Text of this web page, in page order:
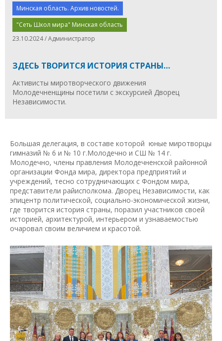
Минская область. Архив новостей.
"Сеть Школ мира" Минская область
23.10.2024 / Администратор
ЗДЕСЬ ТВОРИТСЯ ИСТОРИЯ СТРАНЫ…
Активисты миротворческого движения
Молодечненщины посетили с экскурсией Дворец
Независимости.
Большая делегация, в составе которой юные миротворцы
гимназий № 6 и № 10 г.Молодечно и СШ № 14 г.
Молодечно, члены правления Молодечненской районной
организации Фонда мира, директора предприятий и
учреждений, тесно сотрудничающих с Фондом мира,
представители райисполкома. Дворец Независимости, как
эпицентр политической, социально-экономической жизни,
где творится история страны, поразил участников своей
историей, архитектурой, интерьером и узнаваемостью
очаровал своим величием и красотой.